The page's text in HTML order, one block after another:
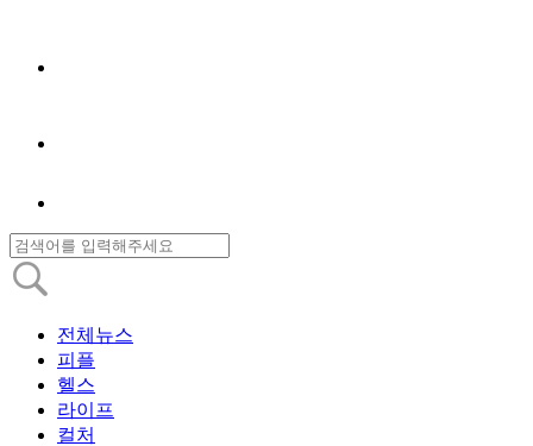
전체뉴스
피플
헬스
라이프
컬처